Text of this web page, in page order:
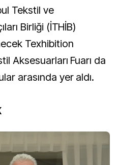
Tekstil ve
Birliği (İTHİB)
Texhibition
Aksesuarları Fuarı da
arasında yer aldı.